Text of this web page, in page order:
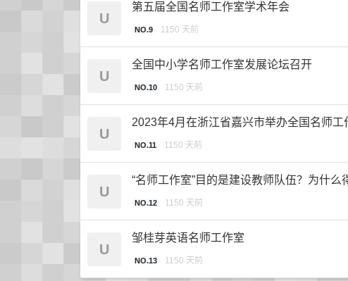
U
第五届全国名师工作室学术年会
NO.9 1150 天前
U
全国中小学名师工作室发展论坛召开
NO.10 1150 天前
U
2023年4月在浙江省嘉兴市举办全国名师工
NO.11 1150 天前
U
“名师工作室”目的是建设教师队伍？为什
NO.12 1150 天前
U
邹桂芽英语名师工作室
NO.13 1150 天前